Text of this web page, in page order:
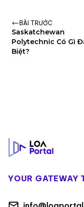
BÀI TRƯỚC
Saskatchewan
Polytechnic Có Gì
Biệt?
YOUR GATEWAY